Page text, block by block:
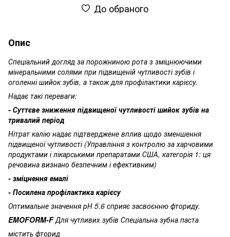
До обраного
Опис
Спеціальний догляд за порожниною рота з зміцнюючими
мінеральними солями при підвищеній чутливості зубів і
оголенні шийок зубів, а також для профілактики карієсу.
Надає такі переваги:
- Суттєве зниження підвищеної чутливості шийок зубів на
тривалий період
Нітрат калію надає підтверджене вплив щодо зменшення
підвищеної чутливості (Управління з контролю за харчовими
продуктами і лікарськими препаратами США, категорія 1: ця
речовина визнано безпечним і ефективним)
- зміцнення емалі
- Посилена профілактика карієсу
Оптимальне значення рН 5.6 сприяє засвоєнню фториду.
EMOFORM-FДля чутливих зубів Спеціальна зубна паста
містить фторид